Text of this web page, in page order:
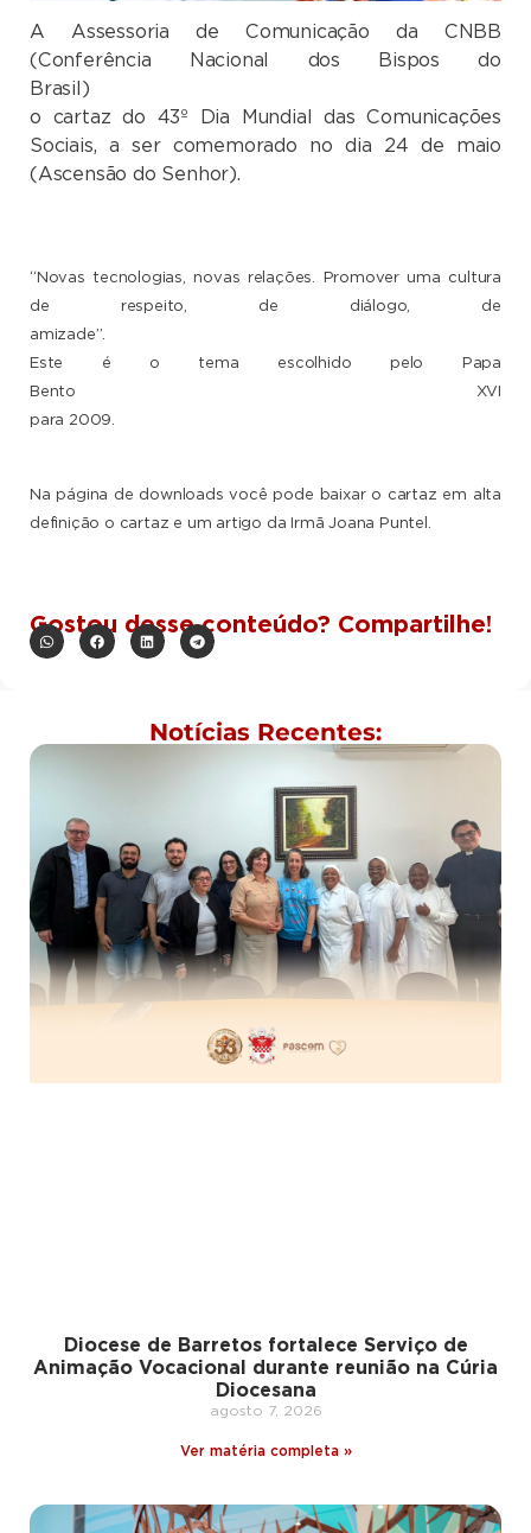
A Assessoria de Comunicação da CNBB
(Conferência Nacional dos Bispos do
Brasil)
o cartaz do 43º Dia Mundial das Comunicações
Sociais, a ser comemorado no dia 24 de maio
(Ascensão do Senhor).
“Novas tecnologias, novas relações. Promover uma cultura
de respeito, de diálogo, de
amizade”.
Este é o tema escolhido pelo Papa
Bento XVI
para 2009.
Na página de downloads você pode baixar o cartaz em alta
definição o cartaz e um artigo da Irmã Joana Puntel.
Gostou desse conteúdo? Compartilhe!
Notícias Recentes:
Diocese de Barretos fortalece Serviço de
Animação Vocacional durante reunião na Cúria
Diocesana
agosto 7, 2026
Ver matéria completa »